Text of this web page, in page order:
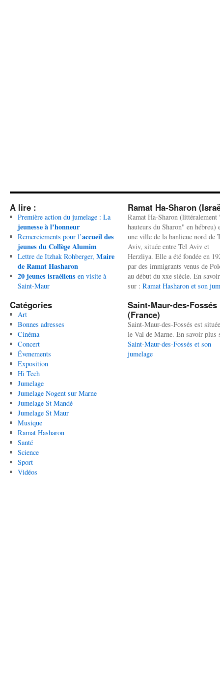
A lire :
Première action du jumelage : La
jeunesse à l’honneur
Remerciements pour l’accueil des
jeunes du Collège Alumim
Lettre de Itzhak Rohberger, Maire
de Ramat Hasharon
20 jeunes israéliens en visite à
Saint-Maur
Catégories
Art
Bonnes adresses
Cinéma
Concert
Évenements
Exposition
Hi Tech
Jumelage
Jumelage Nogent sur Marne
Jumelage St Mandé
Jumelage St Maur
Musique
Ramat Hasharon
Santé
Science
Sport
Vidéos
Ramat Ha-Sharon
Ramat Ha-Sharon (littéralement
hauteurs du Sharon" en hébreu)
une ville de la banlieue nord de
Aviv, située entre Tel Aviv et
Herzliya. Elle a été fondée en
par des immigrants venus de
au début du xxe siècle. En
sur : Ramat Hasharon et son
Saint-Maur-des-Fossés
(France)
Saint-Maur-des-Fossés est
le Val de Marne. En savoir plus
Saint-Maur-des-Fossés et son
jumelage